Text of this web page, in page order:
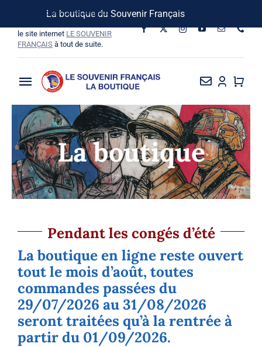
La boutique du Souvenir Français
contenu
Suivez-nous sur les réseaux
le site internet LE SOUVENIR
FRANÇAIS à tout de suite.
Toggle
Navigation
La Boutique
Vins SF-Bardins
Boîte à idées
La boutique
Pendant les congés d’été
La boutique en ligne reste ouvert
tout le mois d’août, toutes
commandes passées du
29/07/2026 au 31/08/2026
seront traitées qu’à la rentrée à
partir du 01/09/2026.